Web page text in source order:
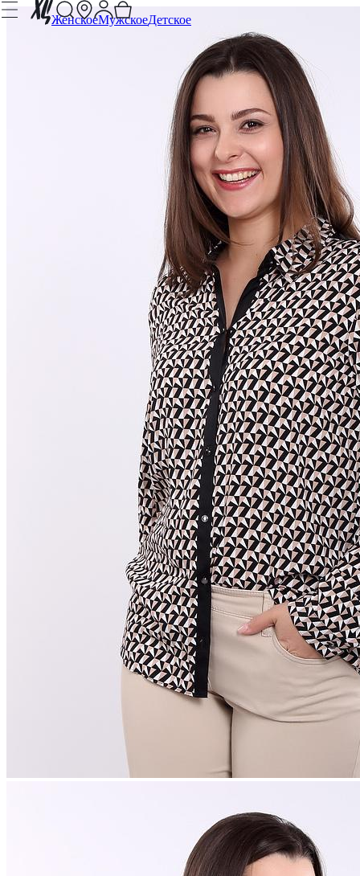
ЖенскоеМужскоеДетское